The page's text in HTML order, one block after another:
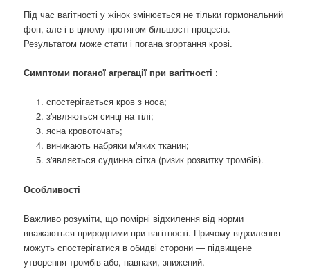
Під час вагітності у жінок змінюється не тільки гормональний
фон, але і в цілому протягом більшості процесів.
Результатом може стати і погана згортання крові.
Симптоми поганої агрегації при вагітності :
спостерігається кров з носа;
з'являються синці на тілі;
ясна кровоточать;
виникають набряки м'яких тканин;
з'являється судинна сітка (ризик розвитку тромбів).
Особливості
Важливо розуміти, що помірні відхилення від норми
вважаються природними при вагітності. Причому відхилення
можуть спостерігатися в обидві сторони — підвищене
утворення тромбів або, навпаки, знижений.